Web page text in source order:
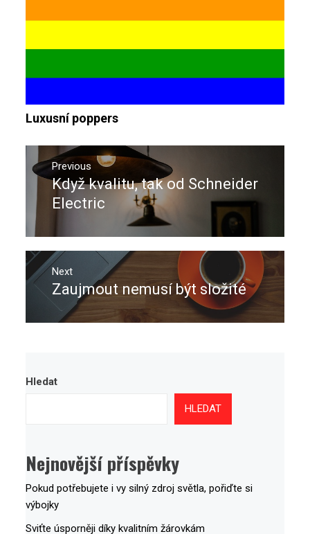
Luxusní poppers
Navigace
pro
příspěvek
Previous
Previous
post:
Když kvalitu, tak od Schneider
Electric
Next
Next
post:
Zaujmout nemusí být složité
Hledat
HLEDAT
Nejnovější příspěvky
Pokud potřebujete i vy silný zdroj světla, pořiďte si
výbojky
Sviťte úsporněji díky kvalitním žárovkám